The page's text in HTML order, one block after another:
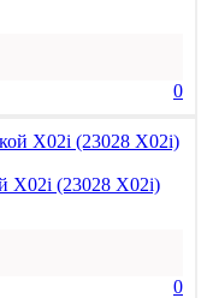
0
X02i (23028 X02i)
0